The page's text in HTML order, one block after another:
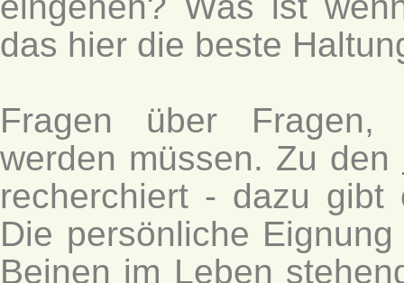
das hier die beste
Fragen über Fragen,
werden müssen. Zu den
recherchiert - dazu gibt
Die persönliche
Beinen im Leben